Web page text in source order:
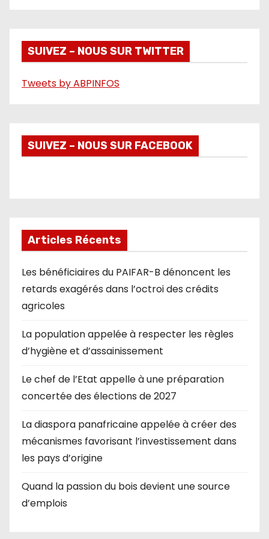
o
SUIVEZ – NOUS SUR TWITTER
Tweets by ABPINFOS
SUIVEZ – NOUS SUR FACEBOOK
Articles Récents
Les bénéficiaires du PAIFAR-B dénoncent les
retards exagérés dans l’octroi des crédits
agricoles
La population appelée à respecter les règles
d’hygiène et d’assainissement
Le chef de l’Etat appelle à une préparation
concertée des élections de 2027
La diaspora panafricaine appelée à créer des
mécanismes favorisant l’investissement dans
les pays d’origine
Quand la passion du bois devient une source
d’emplois